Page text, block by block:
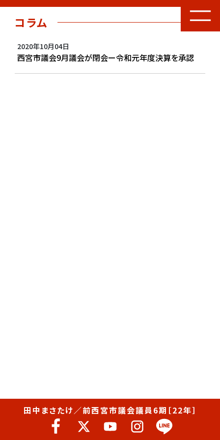
コラム
2020年10月04日
西宮市議会9月議会が閉会ー令和元年度決算を承認
田中まさたけ／前西宮市議会議員6期［22年］